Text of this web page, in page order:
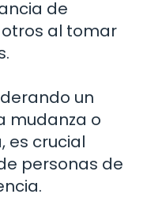
de
al tomar
un
mudanza o
es crucial
personas de